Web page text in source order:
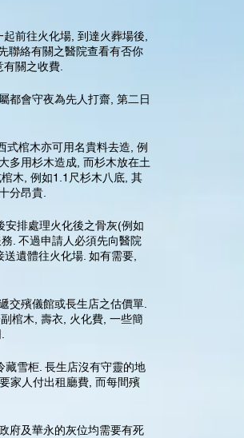
前往火化場, 到達火葬場後,
聯絡有關之醫院查看有否你
關之收費.
都會守夜為先人打齋, 第二日
棺木亦可用名貴料去造, 例
多用杉木造成, 而杉木放在土
木, 例如1.1尺杉木八底, 其
分昂貴.
排處理火化後之骨灰(例如
. 不過申請人必須先向醫院
遺體往火化場. 如有需要,
交殯儀館或長生店之估價單.
棺木, 壽衣, 火化費, 一些簡
雪柜. 長生店沒有守靈的地
家人付出租廳費, 而每間殯
府及華永的灰位均需要有死